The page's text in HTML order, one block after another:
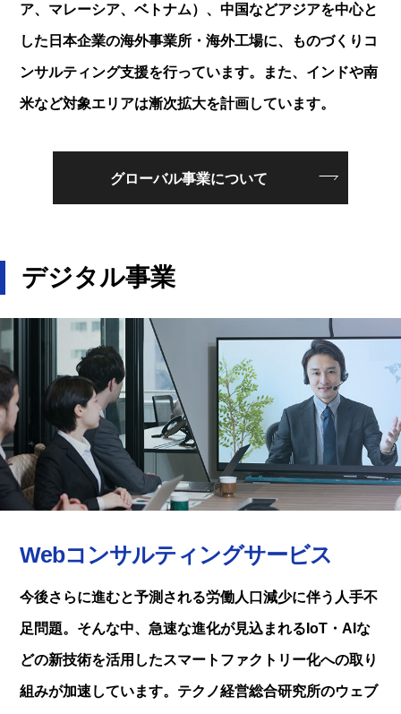
ア、マレーシア、ベトナム）、中国などアジアを中心と
した日本企業の海外事業所・海外工場に、ものづくりコ
ンサルティング支援を行っています。また、インドや南
米など対象エリアは漸次拡大を計画しています。
グローバル事業について
デジタル事業
Webコンサルティングサービス
今後さらに進むと予測される労働人口減少に伴う人手不
足問題。そんな中、急速な進化が見込まれるIoT・AIな
どの新技術を活用したスマートファクトリー化への取り
組みが加速しています。テクノ経営総合研究所のウェブ